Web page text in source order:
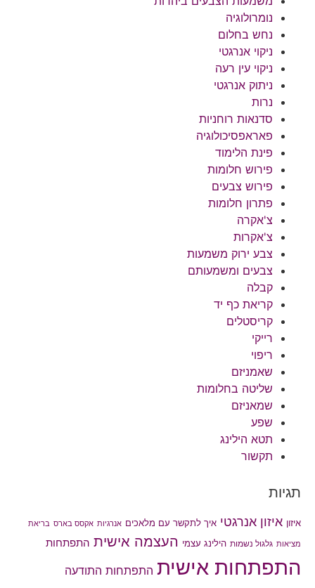
נומרולוגיה
נחש בחלום
ניקוי אנרגטי
ניקוי עין רעה
ניתוק אנרגטי
נרות
סדנאות רוחניות
פאראפסיכולוגיה
פינת הלימוד
פירוש חלומות
פירוש צבעים
פתרון חלומות
צ'אקרה
צ'אקרות
צבע ירוק משמעות
צבעים ומשמעותם
קבלה
קריאת כף יד
קריסטלים
רייקי
ריפוי
שאמניזם
שליטה בחלומות
שמאניזם
שפע
תטא הילינג
תקשור
תגיות
איזון איזון אנרגטי איך לתקשר עם מלאכים אנרגיות אקסס בארס בריאת
מציאות גלגול נשמות הילינג עצמי העצמה אישית התפתחות
התפתחות אישית התפתחות התודעה